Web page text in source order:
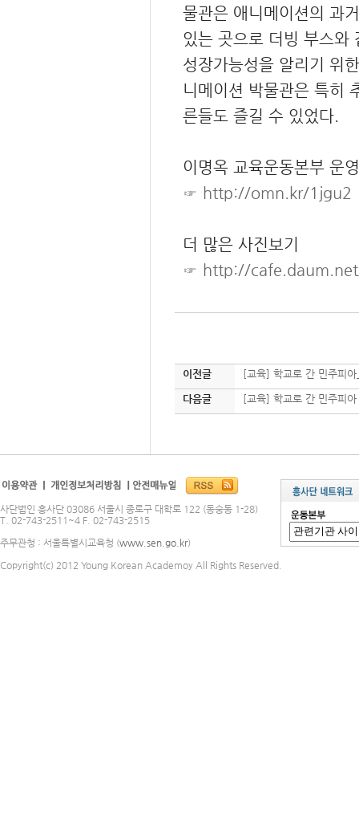
물관은 애니메이션의 과
있는 곳으로 더빙 부스와
성장가능성을 알리기 위
니메이션 박물관은 특히
른들도 즐길 수 있었다.
이명옥 교육운동본부 운
☞ http://omn.kr/1jgu2
더 많은 사진보기
☞ http://
이전글 [교육] 학교로 간 민주피
다음글 [교육] 학교로 간 민주피
사단법인 흥사단 03086 서울시 종로구 대학로 122 (동숭동 1-28)
T. 02-743-2511~4 F. 02-743-2515
주무관청 : 서울특별시교육청 (www.sen.go.kr)
Copyright(c) 2012 Young Korean Academoy All Rights Reserved.